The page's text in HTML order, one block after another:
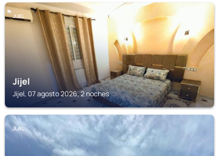
JIJEL
Jijel
Jijel, 07 agosto 2026, 2 noches
JIJEL